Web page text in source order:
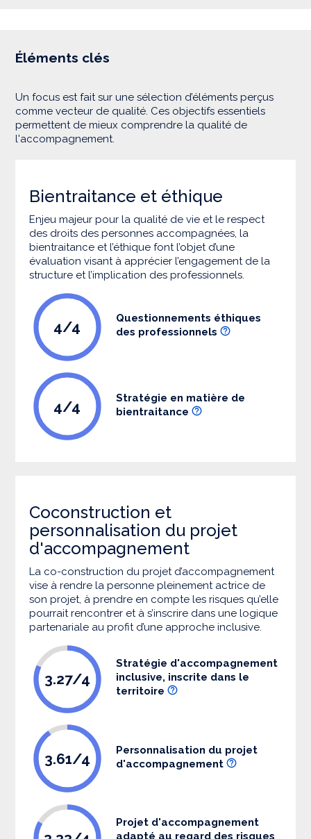
Éléments clés
Un focus est fait sur une sélection d’éléments perçus
comme vecteur de qualité. Ces objectifs essentiels
permettent de mieux comprendre la qualité de
l'accompagnement.
Bientraitance et éthique
Enjeu majeur pour la qualité de vie et le respect
des droits des personnes accompagnées, la
bientraitance et l’éthique font l’objet d’une
évaluation visant à apprécier l’engagement de la
structure et l’implication des professionnels.
4/4
Questionnements éthiques
des professionnels
4/4
Stratégie en matière de
bientraitance
Coconstruction et
personnalisation du projet
d'accompagnement
La co-construction du projet d’accompagnement
vise à rendre la personne pleinement actrice de
son projet, à prendre en compte les risques qu’elle
pourrait rencontrer et à s’inscrire dans une logique
partenariale au profit d’une approche inclusive.
3.27/4
Stratégie d'accompagnement
inclusive, inscrite dans le
territoire
3.61/4
Personnalisation du projet
d'accompagnement
Projet d'accompagnement